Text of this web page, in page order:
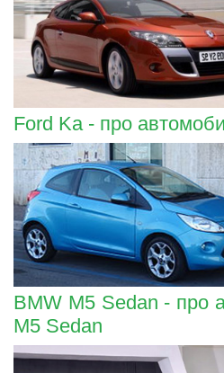
Ford Ka - про
BMW M5 Sedan - про
M5 Sedan